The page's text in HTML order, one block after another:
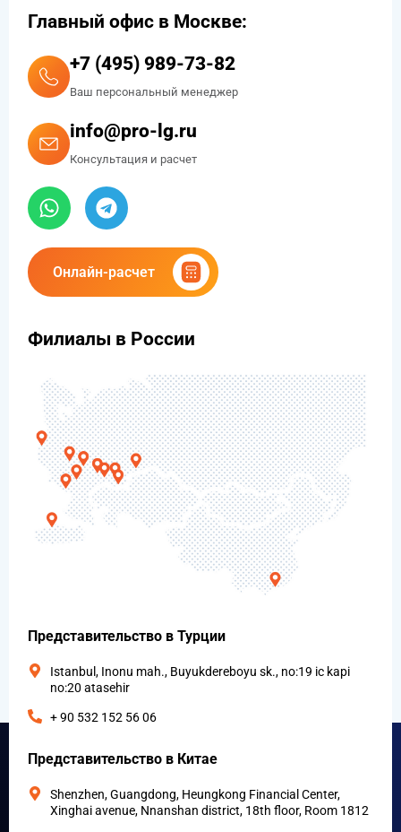
Главный офис в Москве:
+7 (495) 989-73-82
Ваш персональный менеджер
info@pro-lg.ru
Консультация и расчет
Онлайн-расчет
Филиалы в России
Представительство в Турции
Istanbul, Inonu mah., Buyukdereboyu sk., no:19 ic kapi
no:20 atasehir
+ 90 532 152 56 06
Представительство в Китае
Shenzhen, Guangdong, Heungkong Financial Center,
Xinghai avenue, Nnanshan district, 18th floor, Room 1812